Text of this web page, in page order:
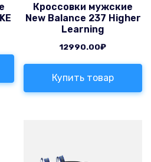
Кроссовки мужские
New Balance 237 Higher
Learning
12990.00₽
Купить товар